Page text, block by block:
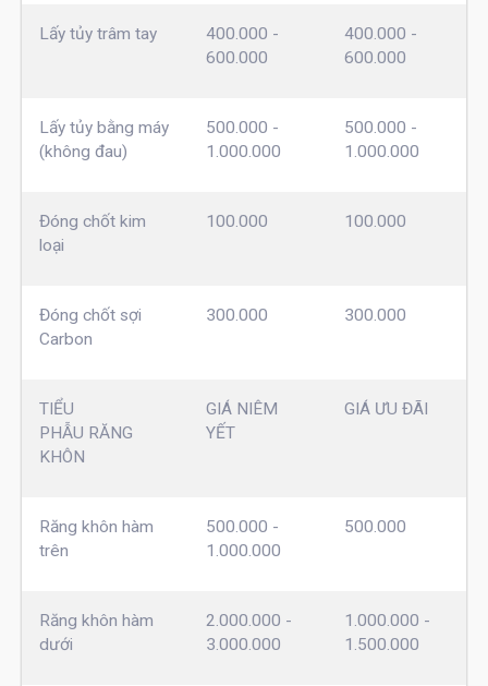
Lấy tủy trâm tay
400.000 -
600.000
400.000 -
600.000
Lấy tủy bằng máy
(không đau)
500.000 -
1.000.000
500.000 -
1.000.000
Đóng chốt kim
loại
100.000 100.000
Đóng chốt sợi
Carbon
300.000 300.000
TIỂU
PHẪU RĂNG
KHÔN
GIÁ NIÊM
YẾT
GIÁ ƯU ĐÃI
Răng khôn hàm
trên
500.000 -
1.000.000
500.000
Răng khôn hàm
dưới
2.000.000 -
3.000.000
1.000.000 -
1.500.000